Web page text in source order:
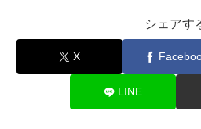
シェアす
X
LINE